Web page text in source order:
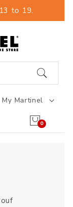
to 19.
My Martinel
0